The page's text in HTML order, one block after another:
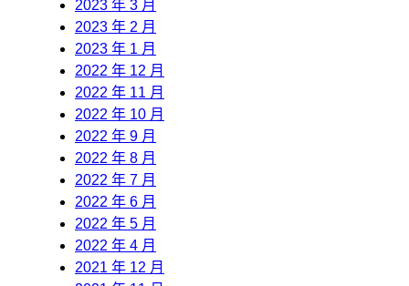
2023 年 3 月
2023 年 2 月
2023 年 1 月
2022 年 12 月
2022 年 11 月
2022 年 10 月
2022 年 9 月
2022 年 8 月
2022 年 7 月
2022 年 6 月
2022 年 5 月
2022 年 4 月
2021 年 12 月